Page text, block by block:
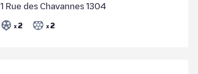
1 Rue des Chavannes 1304
x 2 x 2